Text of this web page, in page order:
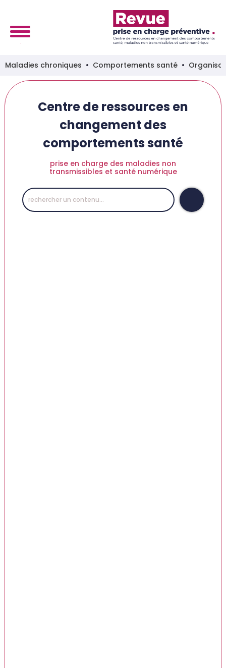
Maladies chroniques Comportements santé
Centre de ressources en
changement des
comportements santé
prise en charge des maladies non
transmissibles et santé numérique